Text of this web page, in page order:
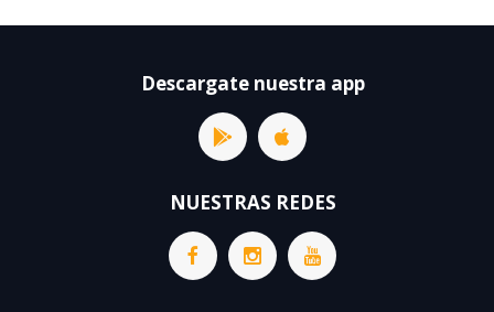
Descargate nuestra app
NUESTRAS REDES